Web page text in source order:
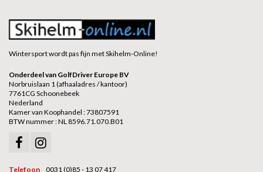
Wintersport wordt pas fijn met Skihelm-Online!
Onderdeel van GolfDriver Europe BV
Norbruislaan 1 (afhaaladres / kantoor)
7761CG Schoonebeek
Nederland
Kamer van Koophandel : 73807591
BTW nummer : NL 8596.71.070.B01
Telefoon 0031 (0)85 - 13 07 417